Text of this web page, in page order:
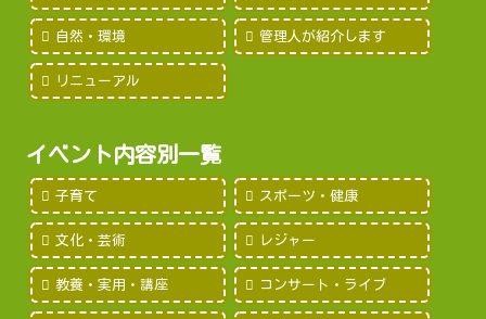
自然・環境 管理人が紹介します
リニューアル
イベント内容別一覧
子育て スポーツ・健康
文化・芸術 レジャー
教養・実用・講座 コンサート・ライブ